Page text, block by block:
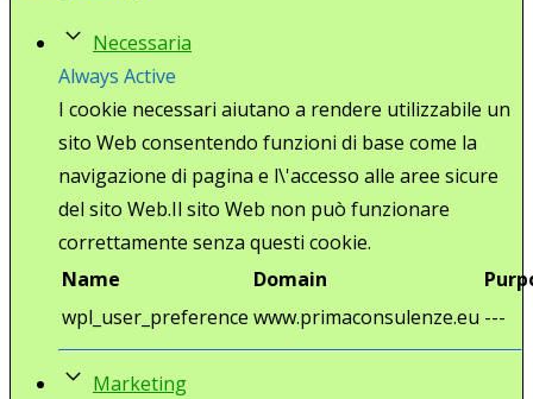
Necessaria
Always Active
I cookie necessari aiutano a rendere utilizzabile un
sito Web consentendo funzioni di base come la
navigazione di pagina e l\'accesso alle aree sicure
del sito Web.Il sito Web non può funzionare
correttamente senza questi cookie.
Name
Domain
wpl_user_preference www.primaconsulenze.eu ---
Marketing